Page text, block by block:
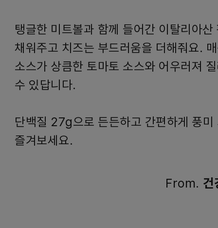
탱글한 미트볼과 함께 들어간 이탈리아
채워주고 치즈는 부드러움을 더해줘요.
소스가 상큼한 토마토 소스와 어우러져
수 있답니다.
단백질 27g으로 든든하고 간편하게 풍미
즐겨보세요.
From. 건